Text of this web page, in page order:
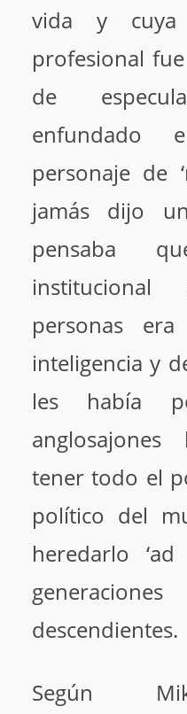
vida y cuya
profesional
de
enfundado
personaje de
jamás dijo
pensaba
personas
inteligencia y
les había
tener todo el
político del
heredarlo
descendientes.
Según